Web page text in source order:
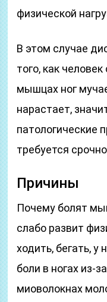
физической
В этом случае
того, как
мышцах ног
нарастает,
патологические
требуется
Причины
Почему болят
слабо развит
ходить, бегать,
боли в ногах из-
миоволокнах